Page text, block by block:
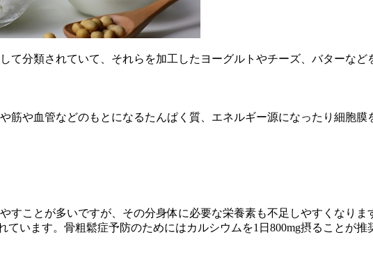
て分類されていて、それらを加工したヨーグルトやチーズ、バターな
筋や血管などのもとになるたんぱく質、エネルギー源になったり細胞
すことが多いですが、その分身体に必要な栄養素も不足しやすくなり
ています。骨粗鬆症予防のためにはカルシウムを1日800mg摂ることが